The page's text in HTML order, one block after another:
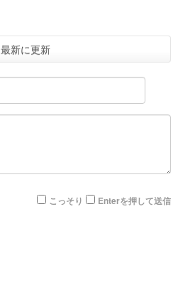
最新に更新
こっそり Enterを押して送信